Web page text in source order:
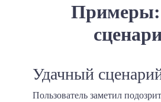
Примеры:
Удачный
Пользователь заметил